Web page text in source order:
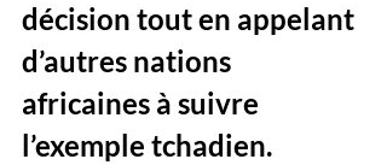
décision tout en appelant
d’autres nations
africaines à suivre
l’exemple tchadien.